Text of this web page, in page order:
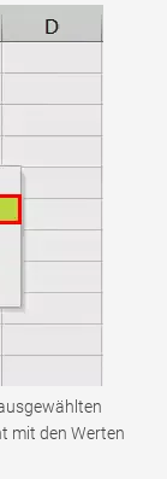
mit den Werten